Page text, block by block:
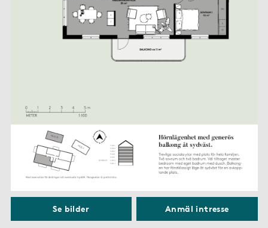
Se bilder Anmäl intresse